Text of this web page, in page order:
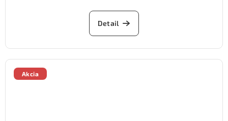
Detail
Akcia